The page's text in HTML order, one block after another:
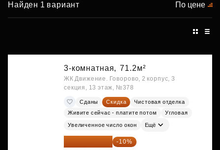
Найден 1 вариант По цене
3-комнатная, 71.2м²
ЖК Движение. Говорово, 2 корпус, 3
секция, 13 этаж, №378
Сданы Скидка
Чистовая отделка
Живите сейчас - платите потом
Угловая
Увеличенное число окон Ещё
18 538 344 ₽ -10%